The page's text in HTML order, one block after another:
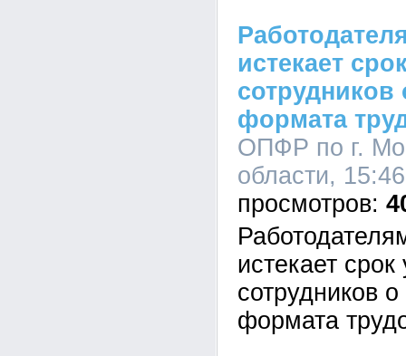
истекает
формата
ОПФР по г.
области,
истекает
сотрудников
формата